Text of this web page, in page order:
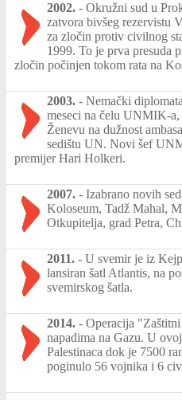
2002. - Okružni sud u
zatvora bivšeg rezervistu
za zločin protiv civilnog
1999. To je prva presuda
zločin počinjen tokom rata na
2003. - Nemački
meseci na čelu UNMIK-
Ženevu na dužnost
sedištu UN. Novi šef
premijer Hari Holkeri.
2007. - Izabrano novih
Koloseum, Tadž Mahal,
Otkupitelja, grad Petra,
2011. - U svemir je iz
lansiran šatl Atlantis, na
svemirskog šatla.
2014. - Operacija
napadima na Gazu. U
Palestinaca dok je 7500
poginulo 56 vojnika i 6